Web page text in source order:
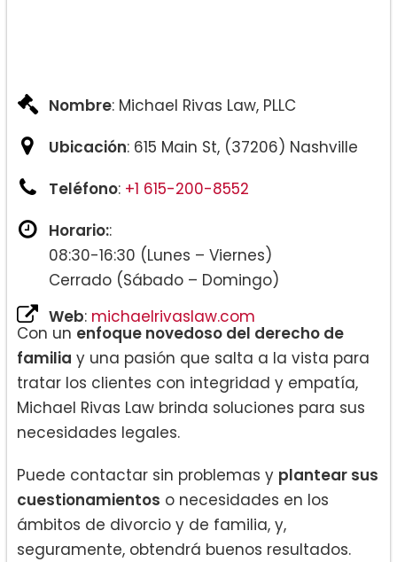
Nombre: Michael Rivas Law, PLLC
Ubicación: 615 Main St, (37206) Nashville
Teléfono: +1 615-200-8552
Horario::
08:30-16:30 (Lunes – Viernes)
Cerrado (Sábado – Domingo)
Web: michaelrivaslaw.com
Con un enfoque novedoso del derecho de
familia y una pasión que salta a la vista para
tratar los clientes con integridad y empatía,
Michael Rivas Law brinda soluciones para sus
necesidades legales.
Puede contactar sin problemas y plantear sus
cuestionamientos o necesidades en los
ámbitos de divorcio y de familia, y,
seguramente, obtendrá buenos resultados.